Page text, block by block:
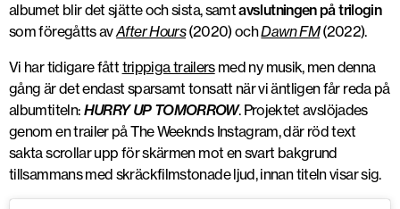
albumet blir det sjätte och sista, samtavslutningen på trilogin
som föregåtts avAfter Hours(2020) ochDawn FM(2022).
Vi har tidigare fått trippiga trailersmed ny musik, men denna
gång är det endast sparsamt tonsatt när vi äntligen får reda på
albumtiteln: HURRY UP TOMORROW. Projektet avslöjades
genom en trailer på The Weeknds Instagram, där röd text
sakta scrollar upp för skärmen mot en svart bakgrund
tillsammans med skräckfilmstonade ljud, innan titeln visar sig.